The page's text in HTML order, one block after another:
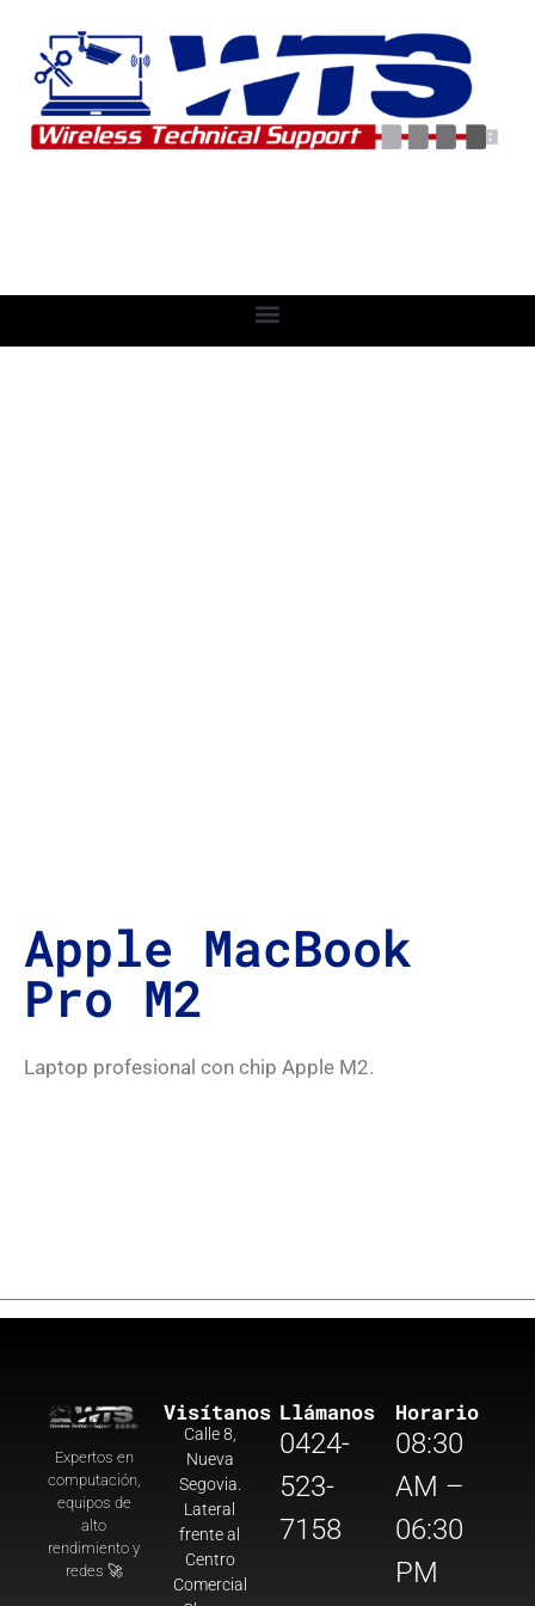
Apple MacBook
Pro M2
Laptop profesional con chip Apple M2.
Expertos en
computación,
equipos de
alto
rendimiento y
redes 🚀
Visítanos
Calle 8,
Nueva
Segovia.
Lateral
frente al
Centro
Comercial
Llámanos
0424-
523-
7158
Horario
08:30
AM –
06:30
PM